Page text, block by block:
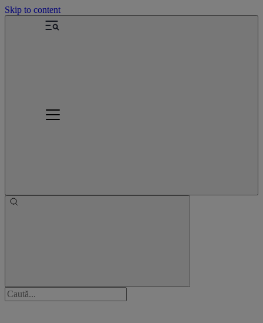
Skip to content